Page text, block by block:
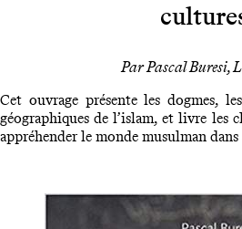
Par Pascal Buresi,
Cet ouvrage présente les dogmes,
géographiques de l’islam, et livre les
appréhender le monde musulman